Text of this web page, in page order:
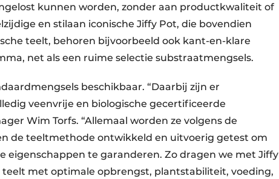
kunnen worden, zonder aan productkwaliteit of
en stilaan iconische Jiffy Pot, die bovendien
teelt, behoren bijvoorbeeld ook kant-en-klare
net als een ruime selectie substraatmengsels.
beschikbaar. “Daarbij zijn er
veenvrije en biologische gecertificeerde
Wim Torfs. “Allemaal worden ze volgens de
de teeltmethode ontwikkeld en uitvoerig getest om
eigenschappen te garanderen. Zo dragen we met Jiffy
met optimale opbrengst, plantstabiliteit, voeding,